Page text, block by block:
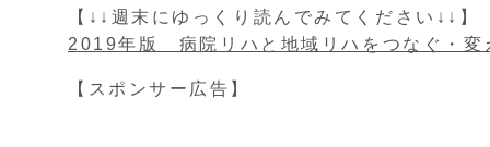
【↓↓週末にゆっくり読んでみてください↓↓】
2019年版 病院リハと地域リハをつなぐ・変
【スポンサー広告】